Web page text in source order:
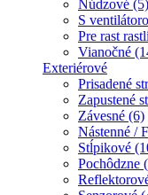
Núdzové (5)
S
Pre rast
Vianočné
Exteriérové
Prisadené
Zapustené
Závesné (6)
Nástenné /
Stĺpikové
Pochôdzne